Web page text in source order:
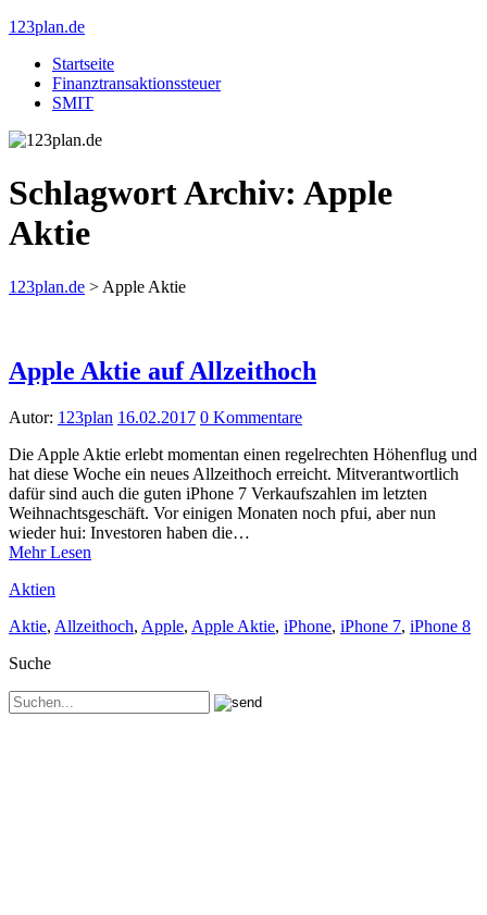
123plan.de
Startseite
Finanztransaktionssteuer
SMIT
Schlagwort Archiv: Apple
Aktie
123plan.de > Apple Aktie
Apple Aktie auf Allzeithoch
Autor: 123plan 16.02.2017 0 Kommentare
Die Apple Aktie erlebt momentan einen regelrechten Höhenflug und
hat diese Woche ein neues Allzeithoch erreicht. Mitverantwortlich
dafür sind auch die guten iPhone 7 Verkaufszahlen im letzten
Weihnachtsgeschäft. Vor einigen Monaten noch pfui, aber nun
wieder hui: Investoren haben die…
Mehr Lesen
Aktien
Aktie, Allzeithoch, Apple, Apple Aktie, iPhone, iPhone 7, iPhone 8
Suche